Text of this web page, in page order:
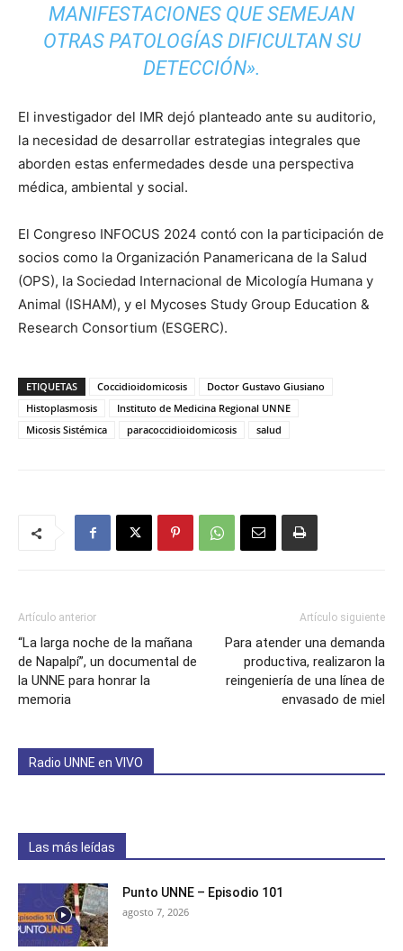
MANIFESTACIONES QUE SEMEJAN
OTRAS PATOLOGÍAS DIFICULTAN SU
DETECCIÓN».
El investigador del IMR dejó planteado ante su auditorio,
la necesidad de desarrollar estrategias integrales que
aborden estas enfermedades desde una perspectiva
médica, ambiental y social.
El Congreso INFOCUS 2024 contó con la participación de
socios como la Organización Panamericana de la Salud
(OPS), la Sociedad Internacional de Micología Humana y
Animal (ISHAM), y el Mycoses Study Group Education &
Research Consortium (ESGERC).
ETIQUETAS Coccidioidomicosis
Doctor Gustavo Giusiano
Histoplasmosis
Instituto de Medicina Regional UNNE
Micosis Sistémica
paracoccidioidomicosis salud
Artículo anterior
“La larga noche de la mañana
de Napalpí”, un documental de
la UNNE para honrar la
memoria
Artículo siguiente
Para atender una demanda
productiva, realizaron la
reingeniería de una línea de
envasado de miel
Radio UNNE en VIVO
Las más leídas
Punto UNNE – Episodio 101
agosto 7, 2026